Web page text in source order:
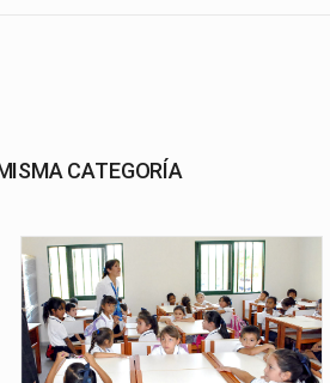
CATEGORÍA